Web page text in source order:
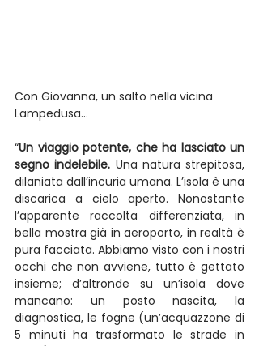
Con Giovanna, un salto nella vicina
Lampedusa…
“Un viaggio potente, che ha lasciato un
segno indelebile. Una natura strepitosa,
dilaniata dall’incuria umana. L’isola è una
discarica a cielo aperto. Nonostante
l’apparente raccolta differenziata, in
bella mostra già in aeroporto, in realtà è
pura facciata. Abbiamo visto con i nostri
occhi che non avviene, tutto è gettato
insieme; d’altronde su un’isola dove
mancano: un posto nascita, la
diagnostica, le fogne (un’acquazzone di
5 minuti ha trasformato le strade in